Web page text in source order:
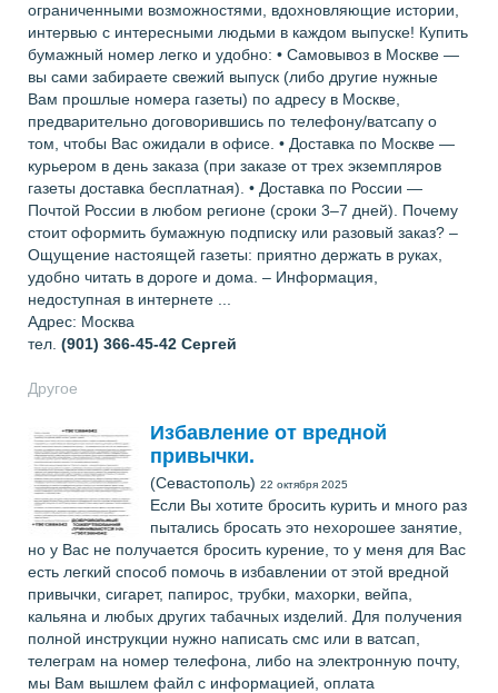
ограниченными возможностями, вдохновляющие истории,
интервью с интересными людьми в каждом выпуске! Купить
бумажный номер легко и удобно: • Самовывоз в Москве —
вы сами забираете свежий выпуск (либо другие нужные
Вам прошлые номера газеты) по адресу в Москве,
предварительно договорившись по телефону/ватсапу о
том, чтобы Вас ожидали в офисе. • Доставка по Москве —
курьером в день заказа (при заказе от трех экземпляров
газеты доставка бесплатная). • Доставка по России —
Почтой России в любом регионе (сроки 3–7 дней). Почему
стоит оформить бумажную подписку или разовый заказ? –
Ощущение настоящей газеты: приятно держать в руках,
удобно читать в дороге и дома. – Информация,
недоступная в интернете ...
Адрес: Москва
тел. (901) 366-45-42 Сергей
Другое
Избавление от вредной
привычки.
(Севастополь) 22 октября 2025
Если Вы хотите бросить курить и много раз
пытались бросать это нехорошее занятие,
но у Вас не получается бросить курение, то у меня для Вас
есть легкий способ помочь в избавлении от этой вредной
привычки, сигарет, папирос, трубки, махорки, вейпа,
кальяна и любых других табачных изделий. Для получения
полной инструкции нужно написать смс или в ватсап,
телеграм на номер телефона, либо на электронную почту,
мы Вам вышлем файл с информацией, оплата